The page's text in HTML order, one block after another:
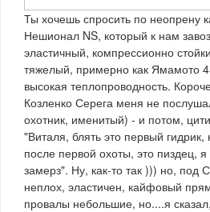
Ты хочешь спросить по неопрену
Нешионал NS, который к нам
эластичный, компрессионно
тяжелый, примерно как Ямамото
высокая теплопроводность.
Козленко Серега меня не
охотник, именитый) - и потом,
"Виталя, блять это первый
после первой охоты, это пиздец, я
замерз". Ну, как-то так ))) но, под
неплох, эластичен, кайфовый
провалы небольшие, но....я